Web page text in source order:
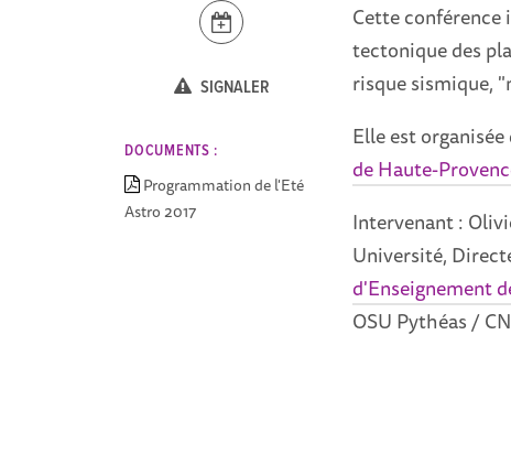
Cette conférence
tectonique des
risque sismique,
Elle est
de Haute-
Intervenant :
Université,
d'Enseignement
OSU Pythéas /
SIGNALER
DOCUMENTS :
Programmation de l'Eté
Astro 2017